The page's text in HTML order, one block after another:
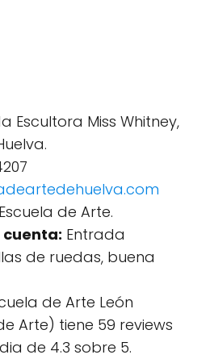
Escultora Miss Whitney,
Escuela de Arte.
cuenta: Entrada
de ruedas, buena
de Arte León
Arte) tiene 59 reviews
de 4.3 sobre 5.